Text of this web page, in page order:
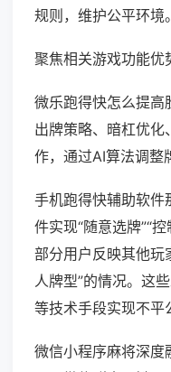
规则，维护公平环境。
聚焦相关游戏功能优
微乐跑得快怎么提高
出牌策略、暗杠优
作，通过AI算法调整
手机跑得快辅助软件
件实现“随意选牌”“控
部分用户反映其他玩
人牌型”的情况。这
等技术手段实现不平
微信小程序麻将深度